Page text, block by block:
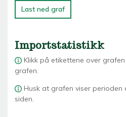
Last ned graf
Importstatistikk
Klikk på etikettene over
grafen.
Husk at grafen viser
siden.